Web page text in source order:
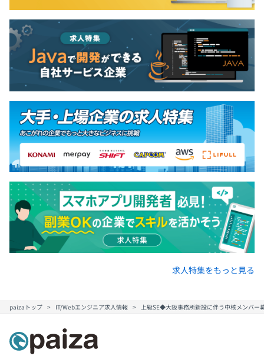
求人特集をもっと見る
paizaトップ IT/Webエンジニア求人情報 上級SE◆大阪事務所新設に伴う中核メンバ